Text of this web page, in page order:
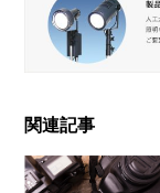
関連記事